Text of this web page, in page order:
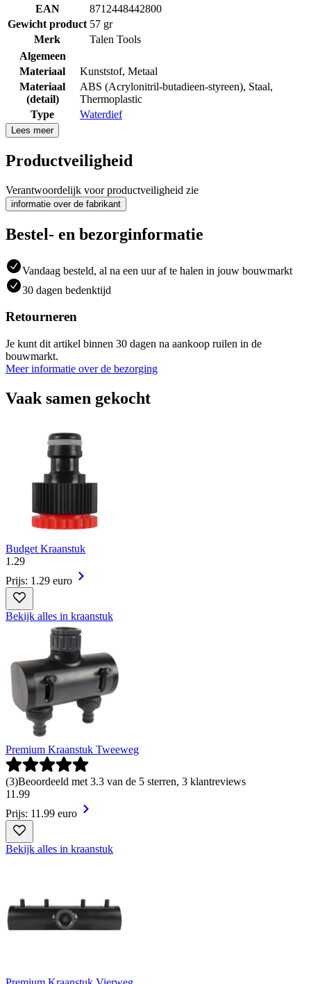
EAN
8712448442800
Gewicht product 57 gr
Merk
Talen Tools
Algemeen
Materiaal
Kunststof, Metaal
Materiaal
(detail)
ABS (Acrylonitril-butadieen-styreen), Staal,
Thermoplastic
Type
Waterdief
Lees meer
Productveiligheid
Verantwoordelijk voor productveiligheid zie
informatie over de fabrikant
Bestel- en bezorginformatie
Vandaag besteld, al na een uur af te halen in jouw bouwmarkt
30 dagen bedenktijd
Retourneren
Je kunt dit artikel binnen 30 dagen na aankoop ruilen in de
bouwmarkt.
Meer informatie over de bezorging
Vaak samen gekocht
Budget Kraanstuk
1 .29
Prijs: 1.29 euro
Bekijk alles in kraanstuk
Premium Kraanstuk Tweeweg
(3)Beoordeeld met 3.3 van de 5 sterren, 3 klantreviews
11 .99
Prijs: 11.99 euro
Bekijk alles in kraanstuk